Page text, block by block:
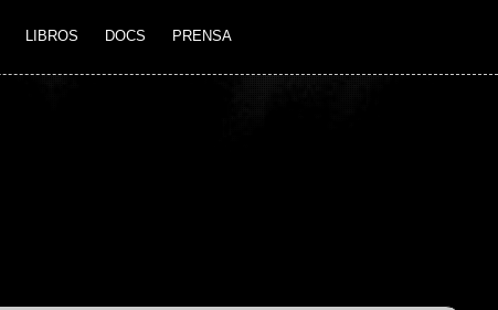
LIBROS DOCS PRENSA